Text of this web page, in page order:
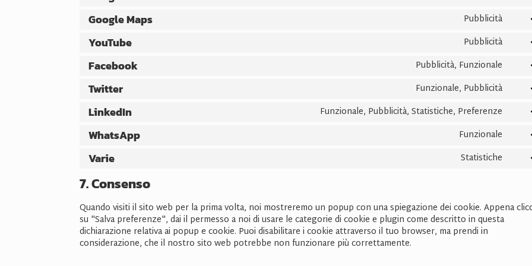
burst-
Google Maps Pubblicità
YouTube Pubblicità
Facebook Pubblicità, Funzionale
Twitter Funzionale, Pubblicità
twitter
LinkedIn Funzionale, Pubblicità, Statistiche, Preferenze
WhatsApp Funzionale
Varie Statistiche
varie
7. Consenso
Quando visiti il sito web per la prima volta, noi mostreremo un popup con una spiegazione dei cookie. Appena
su "Salva preferenze", dai il permesso a noi di usare le categorie di cookie e plugin come descritto in questa
dichiarazione relativa ai popup e cookie. Puoi disabilitare i cookie attraverso il tuo browser, ma prendi in
considerazione, che il nostro sito web potrebbe non funzionare più correttamente.